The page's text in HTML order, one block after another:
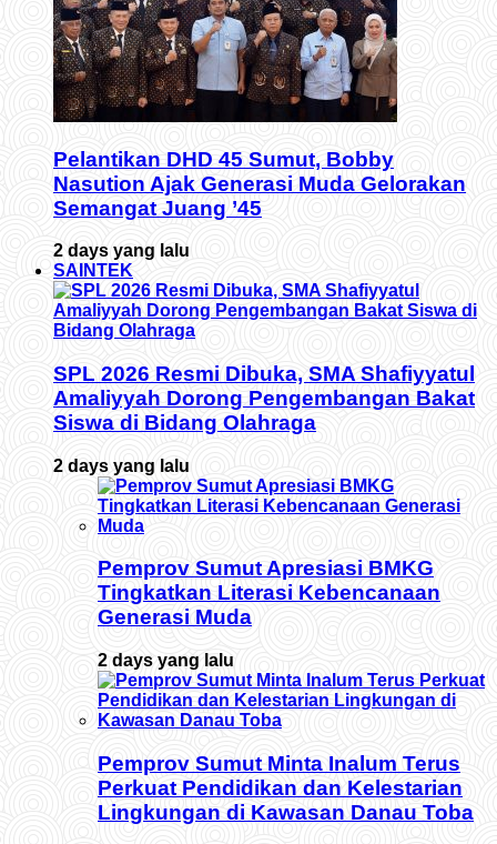
Pelantikan DHD 45 Sumut, Bobby
Nasution Ajak Generasi Muda Gelorakan
Semangat Juang ’45
2 days yang lalu
SAINTEK
SPL 2026 Resmi Dibuka, SMA Shafiyyatul
Amaliyyah Dorong Pengembangan Bakat
Siswa di Bidang Olahraga
2 days yang lalu
Pemprov Sumut Apresiasi BMKG
Tingkatkan Literasi Kebencanaan
Generasi Muda
2 days yang lalu
Pemprov Sumut Minta Inalum Terus
Perkuat Pendidikan dan Kelestarian
Lingkungan di Kawasan Danau Toba